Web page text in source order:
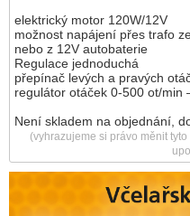
elektrický motor 120W/12V
možnost napájení přes trafo
nebo z 12V autobaterie
Regulace jednoduchá
přepínač levých a pravých
regulátor otáček 0-500 ot/min
Není skladem na objednání,
(vyhrazujeme si právo měnit